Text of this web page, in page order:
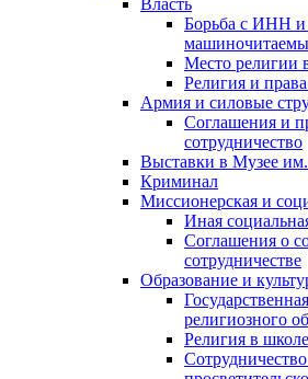
Власть
Борьба с ИНН и
Место религии
Религия и
Армия и силовые
Соглашения и
сотрудничество
Выставки в Музее
Криминал
Миссионерская и
Иная
Соглашения о
сотрудничестве
Образование и
религиозного
Религия в школе